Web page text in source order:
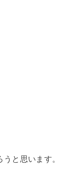
と思います。